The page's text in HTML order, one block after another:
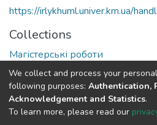
https://irlykhuml.univer.km.ua/
Collections
Магістерські роботи
Full item page
DSpace software copyright
We collect and process your
following purposes: Authentication,
Acknowledgement and Statistics.
To learn more, please read our